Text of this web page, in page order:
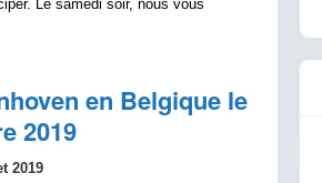
Le samedi soir, nous vous
en Belgique le
2019
2019